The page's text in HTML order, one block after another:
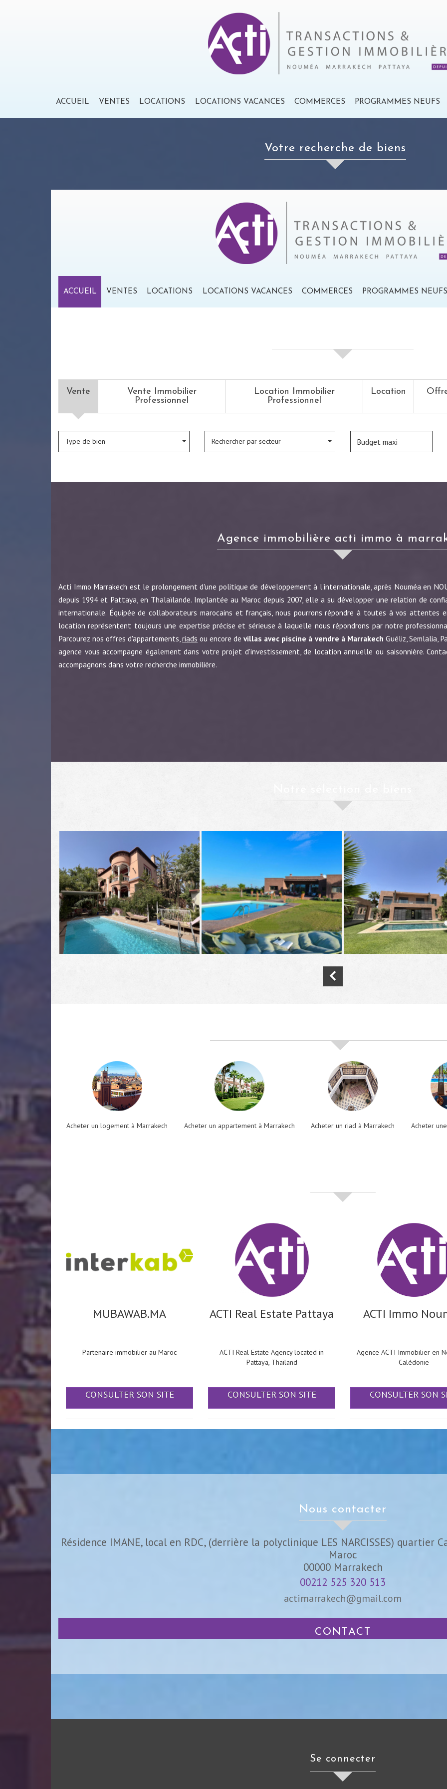
ACCUEIL VENTES LOCATIONS LOCATIONS VACANCES COMMERCES PROGRAMMES NEUFS
votre recherche de biens
ACCUEIL VENTES LOCATIONS LOCATIONS VACANCES COMMERCES PROGRAMMES
Vente
Vente Immobilier
Professionnel
Location Immobilier
Professionnel
Location
Type de bien Rechercher par secteur
agence immobilière acti immo à
Acti Immo Marrakech est le prolongement d'une politique de développement à l'internationale, après Nouméa en
depuis 1994 et Pattaya, en Thalaïlande. Implantée au Maroc depuis 2007, elle a su développer une relation de
internationale. Équipée de collaborateurs marocains et français, nous pourrons répondre à toutes à vos attentes
location représentent toujours une expertise précise et sérieuse à laquelle nous répondrons par notre
Parcourez nos offres d'appartements,riads ou encore devillas avec piscine à vendre à Marrakech Guéliz, Semlalia,
agence vous accompagne également dans votre projet d'investissement, de location annuelle ou saisonnière.
accompagnons dans votre recherche immobilière.
Acheter un logement à Marrakech Acheter un appartement à Marrakech Acheter un riad à Marrakech Acheter
MUBAWAB.MA
Partenaire immobilier au Maroc
CONSULTER SON SITE
ACTI Real Estate Pattaya
ACTI Real Estate Agency located in
Pattaya, Thailand
CONSULTER SON SITE
ACTI Immo
Agence ACTI Immobilier en
Calédonie
CONSULTER SON
nous contacter
Résidence IMANE, local en RDC, (derrière la polyclinique LES NARCISSES) quartier
Maroc
00000 Marrakech
00212 525 320 513
actimarrakech@gmail.com
CONTACT
se connecter